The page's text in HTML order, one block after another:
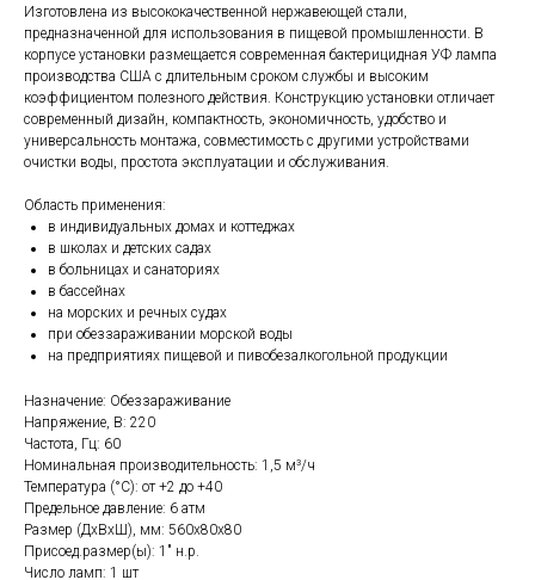
Изготовлена из высококачественной нержавеющей стали,
предназначенной для использования в пищевой промышленности. В
корпусе установки размещается современная бактерицидная УФ лампа
производства США с длительным сроком службы и высоким
коэффициентом полезного действия. Конструкцию установки отличает
современный дизайн, компактность, экономичность, удобство и
универсальность монтажа, совместимость с другими устройствами
очистки воды, простота эксплуатации и обслуживания.
Область применения:
в индивидуальных домах и коттеджах
в школах и детских садах
в больницах и санаториях
в бассейнах
на морских и речных судах
при обеззараживании морской воды
на предприятиях пищевой и пивобезалкогольной продукции
Назначение: Обеззараживание
Напряжение, В: 220
Частота, Гц: 60
Номинальная производительность: 1,5 м³/ч
Температура (°С): от +2 до +40
Предельное давление: 6 атм
Размер (ДхВхШ), мм: 560х80х80
Присоед.размер(ы): 1" н.р.
Число ламп: 1 шт